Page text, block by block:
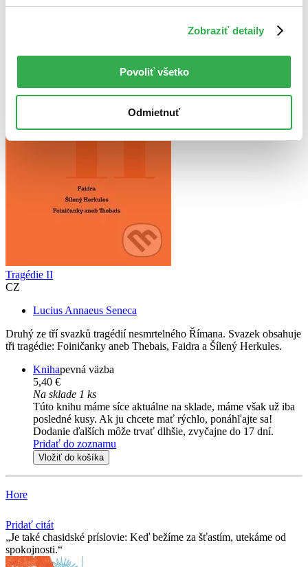
Zobraziť detaily
Povoliť všetko
Odmietnuť
Zrušiť filtre
Tragédie II
CZ
Lucius Annaeus Seneca
Druhý ze tří svazků tragédií nesmrtelného Římana. Svazek obsahuje
tři tragédie: Foiničanky aneb Thebais, Faidra a Šílený Herkules.
Knihapevná väzba
5,40 €
Na sklade 1 ks
Túto knihu máme síce aktuálne na sklade, máme však už iba
posledné kusy. Ak ju chcete mať rýchlo, ponáhľajte sa!
Dodanie ďalších môže trvať dlhšie, zvyčajne do 17 dní.
Pridať do zoznamu
Vložiť do košíka
Hore
Pridať citát
Je také chasidské príslovie: Keď bežíme za šťastím, utekáme od
spokojnosti.